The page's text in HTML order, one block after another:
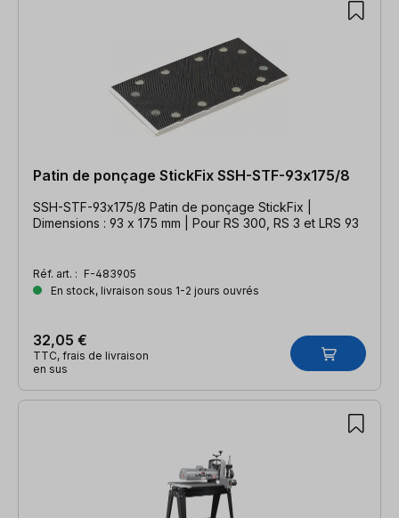
Patin de ponçage StickFix SSH-STF-93x175/8
SSH-STF-93x175/8 Patin de ponçage StickFix |
Dimensions : 93 x 175 mm | Pour RS 300, RS 3 et LRS 93
Réf. art. : F-483905
En stock, livraison sous 1-2 jours ouvrés
32,05 €
TTC, frais de livraison
en sus